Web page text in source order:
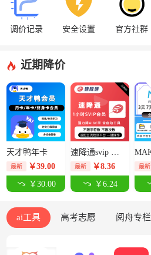
调价记录 安全设置 官方社群
近期降价
天才鸭年卡
最新 ￥39.00
￥30.00
速降通svip 1小时卡【限价14元】
最新 ￥8.36
￥6.24
最新
ai工具 高考志愿 阅舟专栏